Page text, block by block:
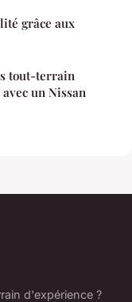
grâce aux
tout-terrain
un Nissan
d'expérience ?